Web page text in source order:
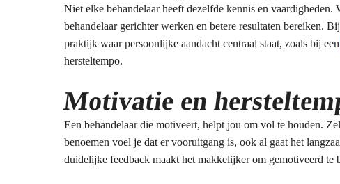
Niet elke behandelaar heeft dezelfde kennis en
behandelaar gerichter werken en betere resultaten bereiken.
praktijk waar persoonlijke aandacht centraal staat, zoals bij een
hersteltempo.
Motivatie en
Een behandelaar die motiveert, helpt jou om vol te houden.
benoemen voel je dat er vooruitgang is, ook al gaat het
duidelijke feedback maakt het makkelijker om gemotiveerd